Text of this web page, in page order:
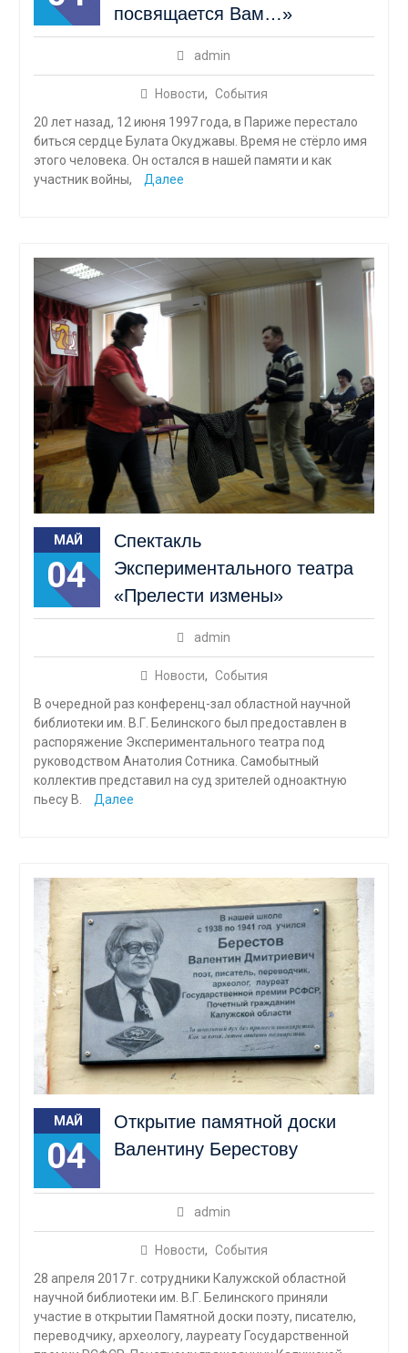
посвящается Вам…»
admin
Новости, События
20 лет назад, 12 июня 1997 года, в Париже перестало
биться сердце Булата Окуджавы. Время не стёрло имя
этого человека. Он остался в нашей памяти и как
участник войны,
Далее
МАЙ
04
Спектакль
Экспериментального театра
«Прелести измены»
admin
Новости, События
В очередной раз конференц-зал областной научной
библиотеки им. В.Г. Белинского был предоставлен в
распоряжение Экспериментального театра под
руководством Анатолия Сотника. Самобытный
коллектив представил на суд зрителей одноактную
пьесу В.
Далее
МАЙ
04
Открытие памятной доски
Валентину Берестову
admin
Новости, События
28 апреля 2017 г. сотрудники Калужской областной
научной библиотеки им. В.Г. Белинского приняли
участие в открытии Памятной доски поэту, писателю,
переводчику, археологу, лауреату Государственной